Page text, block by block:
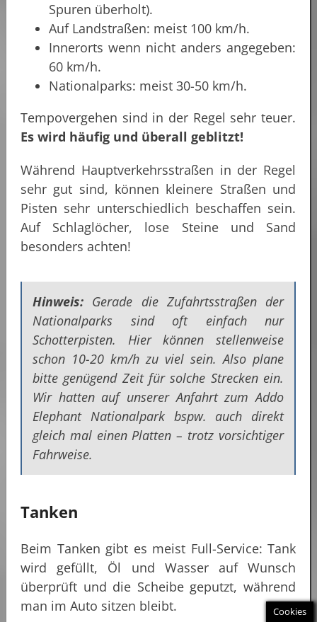
Spuren überholt).
Auf Landstraßen: meist 100 km/h.
Innerorts wenn nicht anders angegeben:
60 km/h.
Nationalparks: meist 30-50 km/h.
Tempovergehen sind in der Regel sehr teuer.
Es wird häufig und überall geblitzt!
Während Hauptverkehrsstraßen in der Regel
sehr gut sind, können kleinere Straßen und
Pisten sehr unterschiedlich beschaffen sein.
Auf Schlaglöcher, lose Steine und Sand
besonders achten!
Hinweis: Gerade die Zufahrtsstraßen der
Nationalparks sind oft einfach nur
Schotterpisten. Hier können stellenweise
schon 10-20 km/h zu viel sein. Also plane
bitte genügend Zeit für solche Strecken ein.
Wir hatten auf unserer Anfahrt zum Addo
Elephant Nationalpark bspw. auch direkt
gleich mal einen Platten – trotz vorsichtiger
Fahrweise.
Tanken
Beim Tanken gibt es meist Full-Service: Tank
wird gefüllt, Öl und Wasser auf Wunsch
überprüft und die Scheibe geputzt, während
man im Auto sitzen bleibt.
Cookies